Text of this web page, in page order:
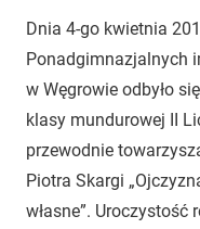
Dnia 4-go kwietnia
Ponadgimnazjalnych
w Węgrowie odbyło
klasy mundurowej II
przewodnie
Piotra Skargi
własne”.